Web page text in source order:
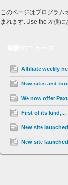
このページはプログラム
まれます. Use the 左側
Affiliate weekly
New sites and
We now offer
First of its kind,...
New site
New site